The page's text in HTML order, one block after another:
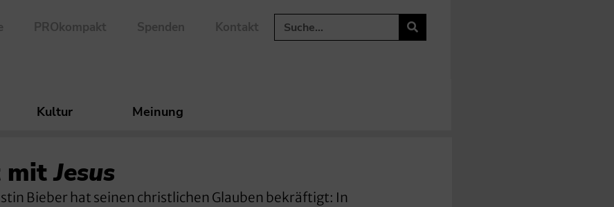
PROkompakt Spenden Kontakt
Kultur Meinung
mitJesus
Bieber hat seinen christlichen Glauben bekräftigt: In